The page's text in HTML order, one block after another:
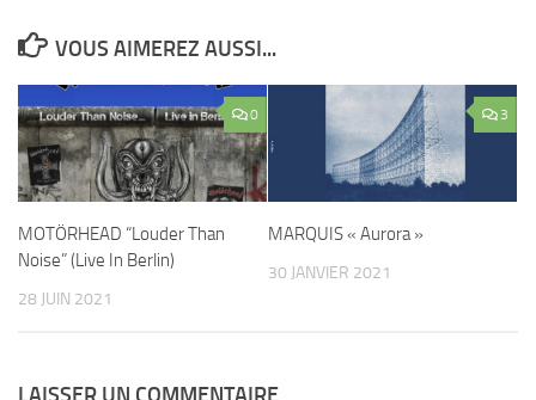
VOUS AIMEREZ AUSSI...
0
MOTÖRHEAD “Louder Than
Noise” (Live In Berlin)
28 JUIN 2021
3
MARQUIS « Aurora »
30 JANVIER 2021